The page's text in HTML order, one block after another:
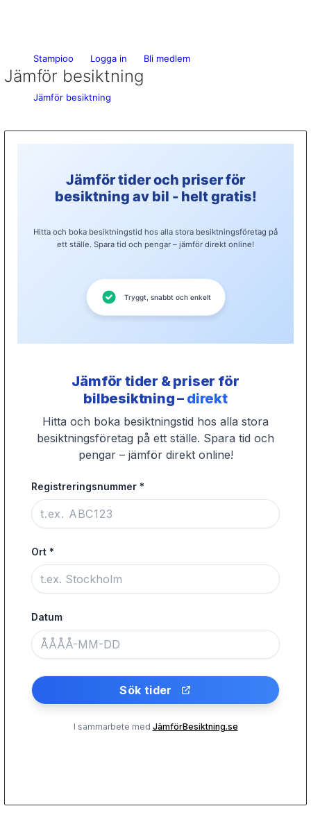
Stampioo Logga in Bli medlem
Jämför besiktning
Jämför besiktning
Jämför tider och priser för
besiktning av bil - helt gratis!
Hitta och boka besiktningstid hos alla stora besiktningsföretag på
ett ställe. Spara tid och pengar – jämför direkt online!
Tryggt, snabbt och enkelt